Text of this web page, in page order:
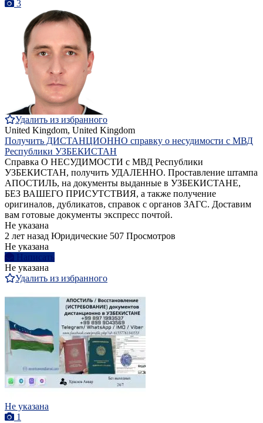
3
Удалить из избранного
United Kingdom, United Kingdom
Получить ДИСТАНЦИОННО справку о несудимости с МВД
Республики УЗБЕКИСТАН
Справка О НЕСУДИМОСТИ с МВД Республики
УЗБЕКИСТАН, получить УДАЛЕННО. Проставление штампа
АПОСТИЛЬ, на документы выданные в УЗБЕКИСТАНЕ,
БЕЗ ВАШЕГО ПРИСУТСТВИЯ, а также получение
оригиналов, дубликатов, справок с органов ЗАГС. Доставим
вам готовые документы экспресс почтой.
Не указана
2 лет назад Юридические 507 Просмотров
Не указана
Написать
Не указана
Удалить из избранного
Не указана
1